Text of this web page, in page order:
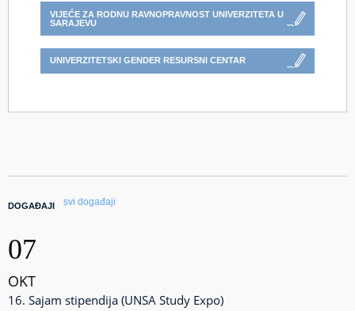
VIJEĆE ZA RODNU RAVNOPRAVNOST UNIVERZITETA U
SARAJEVU
UNIVERZITETSKI GENDER RESURSNI CENTAR
DOGAĐAJI svi događaji
07
OKT
16. Sajam stipendija (UNSA Study Expo)